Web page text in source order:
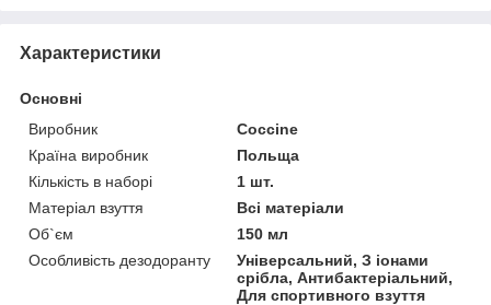
Характеристики
Основні
Виробник
Coccine
Країна виробник
Польща
Кількість в наборі
1 шт.
Матеріал взуття
Всі матеріали
Об`єм
150 мл
Особливість дезодоранту
Універсальний, З іонами
срібла, Антибактеріальний,
Для спортивного взуття